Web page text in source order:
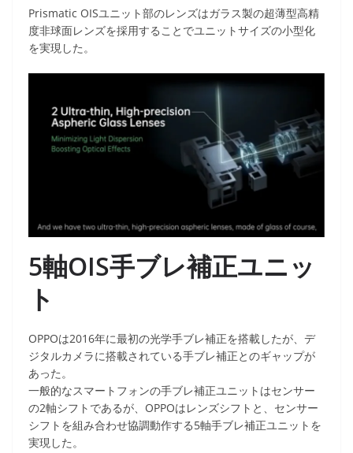
Prismatic OISユニット部のレンズはガラス製の超薄型高精
度非球面レンズを採用することでユニットサイズの小型化
を実現した。
5軸OIS手ブレ補正ユニッ
ト
OPPOは2016年に最初の光学手ブレ補正を搭載したが、デ
ジタルカメラに搭載されている手ブレ補正とのギャップが
あった。
一般的なスマートフォンの手ブレ補正ユニットはセンサー
の2軸シフトであるが、OPPOはレンズシフトと、センサー
シフトを組み合わせ協調動作する5軸手ブレ補正ユニットを
実現した。